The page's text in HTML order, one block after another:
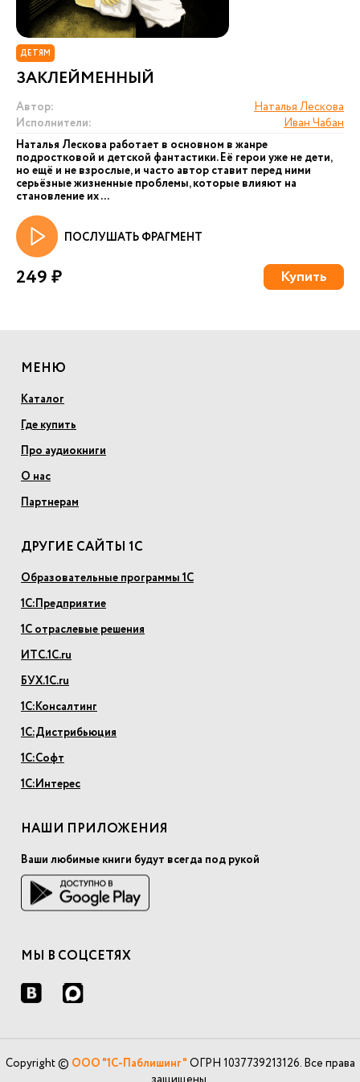
ДЕТЯМ
ЗАКЛЕЙМЕННЫЙ
Автор:
Наталья Лескова
Исполнители:
Иван Чабан
Наталья Лескова работает в основном в жанре
подростковой и детской фантастики. Её герои уже не дети,
но ещё и не взрослые, и часто автор ставит перед ними
серьёзные жизненные проблемы, которые влияют на
становление их ...
ПОСЛУШАТЬ ФРАГМЕНТ
249 ₽ Купить
МЕНЮ
Каталог
Где купить
Про аудиокниги
О нас
Партнерам
ДРУГИЕ САЙТЫ 1С
Образовательные программы 1С
1С:Предприятие
1С отраслевые решения
ИТС.1С.ru
БУХ.1С.ru
1С:Консалтинг
1С:Дистрибьюция
1С:Софт
1С:Интерес
НАШИ ПРИЛОЖЕНИЯ
Ваши любимые книги будут всегда под рукой
МЫ В СОЦСЕТЯХ
Copyright © ООО "1С-Паблишинг" ОГРН 1037739213126. Все права